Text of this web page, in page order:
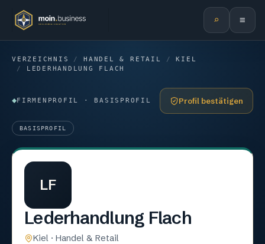
⌕ ≡
VERZEICHNIS / HANDEL & RETAIL /
KIEL
/
LEDERHANDLUNG FLACH
FIRMENPROFIL · BASISPROFIL Profil bestätigen
BASISPROFIL
LF
Lederhandlung Flach
Kiel · Handel & Retail